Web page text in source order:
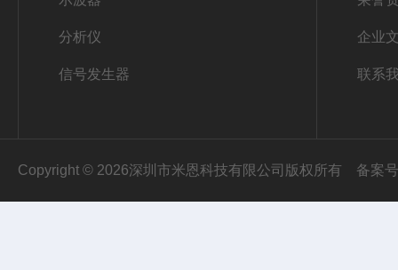
分析仪
信号发生器
企业
联系
Copyright © 2026深圳市米恩科技有限公司版权所有 备案